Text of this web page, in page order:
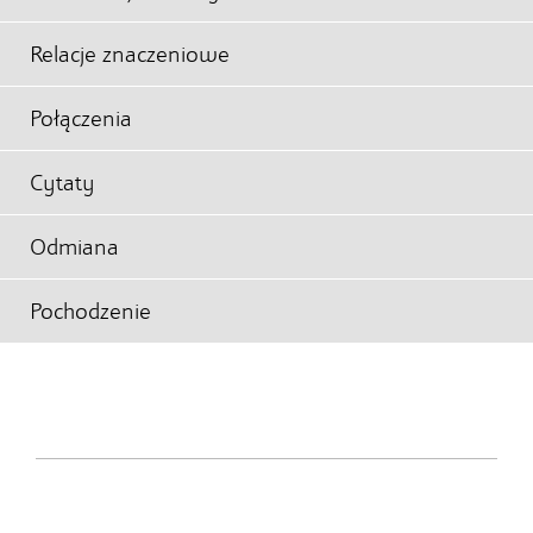
Relacje znaczeniowe
Połączenia
Cytaty
Odmiana
Pochodzenie